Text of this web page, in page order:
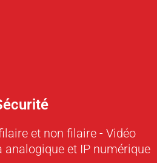
et non filaire - Vidéo
analogique et IP numérique